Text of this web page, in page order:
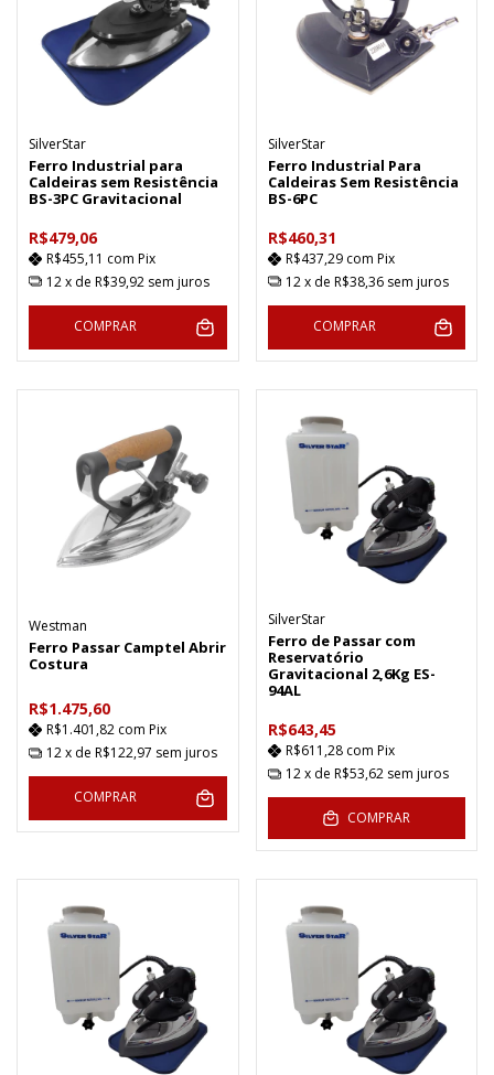
SilverStar
Ferro Industrial para
Caldeiras sem Resistência
BS-3PC Gravitacional
R$479,06
R$455,11 com Pix
12x de R$39,92 sem juros
COMPRAR
SilverStar
Ferro Industrial Para
Caldeiras Sem Resistência
BS-6PC
R$460,31
R$437,29 com Pix
12 x de R$38,36 sem juros
COMPRAR
Westman
Ferro Passar Camptel Abrir
Costura
R$1.475,60
R$1.401,82 com Pix
12x de R$122,97 sem juros
COMPRAR
SilverStar
Ferro de Passar com
Reservatório
Gravitacional 2,6Kg ES-
94AL
R$643,45
R$611,28 com Pix
12 x de R$53,62 sem juros
COMPRAR